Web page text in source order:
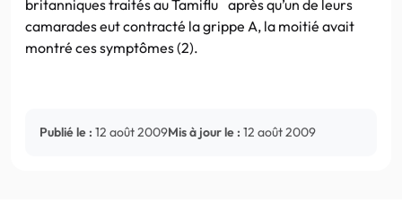
britanniques traités au Tamiflu après qu’un de leurs
camarades eut contracté la grippe A, la moitié avait
montré ces symptômes (2).
Publié le : 12 août 2009Mis à jour le : 12 août 2009